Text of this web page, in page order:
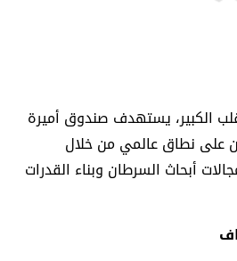
الكبير، يستهدف صندوق أميرة
على نطاق عالمي من خلال
أبحاث السرطان وبناء القدرات